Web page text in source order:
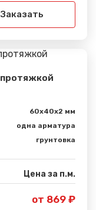
Заказать
протяжкой
60х40х2 мм
одна арматура
грунтовка
Цена за п.м.
от 869 ₽